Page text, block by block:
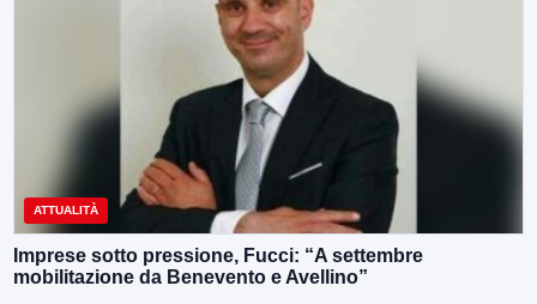
ATTUALITÀ
Imprese sotto pressione, Fucci: “A settembre
mobilitazione da Benevento e Avellino”